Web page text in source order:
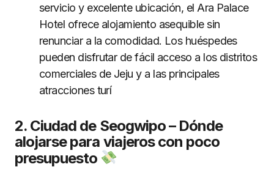
servicio y excelente ubicación, el Ara Palace
Hotel ofrece alojamiento asequible sin
renunciar a la comodidad. Los huéspedes
pueden disfrutar de fácil acceso a los distritos
comerciales de Jeju y a las principales
atracciones turí
2. Ciudad de Seogwipo – Dónde
alojarse para viajeros con poco
presupuesto